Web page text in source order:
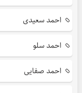
احمد سعیدی
احمد سلو
احمد صفایی